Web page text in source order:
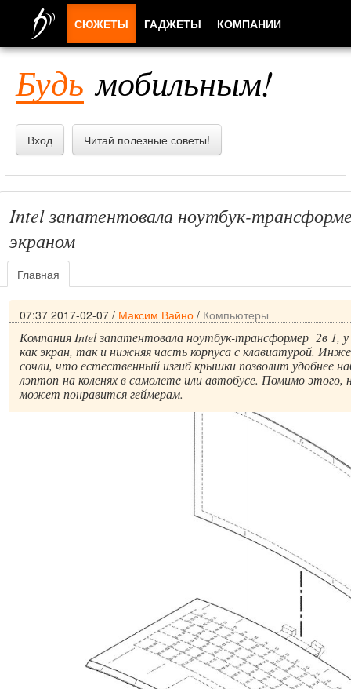
Будь мобильным!
Вход Читай полезные советы!
Intel запатентовала ноутбук-
экраном
Главная
07:37 2017-02-07 / Максим Вайно / Компьютеры
Компания Intel запатентовала ноутбук-трансформер 2в 1,
как экран, так и нижняя часть корпуса с клавиатурой.
сочли, что естественный изгиб крышки позволит удобнее
лэптоп на коленях в самолете или автобусе. Помимо этого,
может понравится геймерам.
СЮЖЕТЫ ГАДЖЕТЫ КОМПАНИИ
ПРИЛОЖЕНИЯ